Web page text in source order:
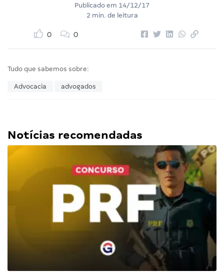
Publicado em 14/12/17
2 min. de leitura
0 0
Tudo que sabemos sobre:
Advocacia advogados
Notícias recomendadas